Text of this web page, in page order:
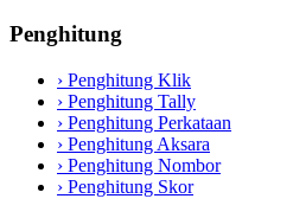
Penghitung
› Penghitung Klik
› Penghitung Tally
› Penghitung Perkataan
› Penghitung Aksara
› Penghitung Nombor
› Penghitung Skor